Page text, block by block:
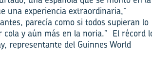
una experiencia extraordinaria,”
parecía como si todos supieran lo
cola y aún más en la noria.” El récord
representante del Guinnes World